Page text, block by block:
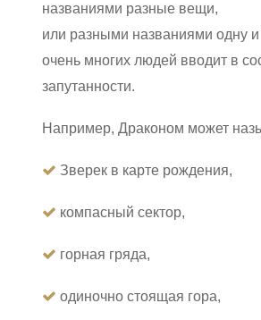
названиями разные вещи,
или разными названиями одну
очень многих людей вводит в
запутанности.
Например, Драконом может
Зверек в карте рождения,
компасный сектор,
горная гряда,
одиночно стоящая гора,